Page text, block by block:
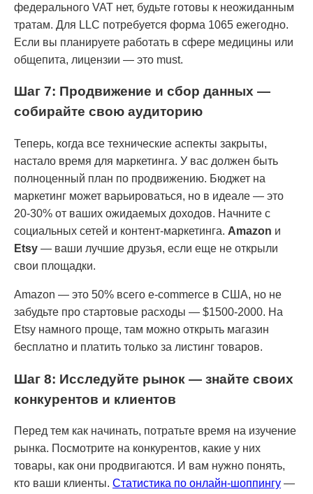
федерального VAT нет, будьте готовы к неожиданным
тратам. Для LLC потребуется форма 1065 ежегодно.
Если вы планируете работать в сфере медицины или
общепита, лицензии — это must.
Шаг 7: Продвижение и сбор данных —
собирайте свою аудиторию
Теперь, когда все технические аспекты закрыты,
настало время для маркетинга. У вас должен быть
полноценный план по продвижению. Бюджет на
маркетинг может варьироваться, но в идеале — это
20-30% от ваших ожидаемых доходов. Начните с
социальных сетей и контент-маркетинга. Amazon и
Etsy — ваши лучшие друзья, если еще не открыли
свои площадки.
Amazon — это 50% всего e-commerce в США, но не
забудьте про стартовые расходы — $1500-2000. На
Etsy намного проще, там можно открыть магазин
бесплатно и платить только за листинг товаров.
Шаг 8: Исследуйте рынок — знайте своих
конкурентов и клиентов
Перед тем как начинать, потратьте время на изучение
рынка. Посмотрите на конкурентов, какие у них
товары, как они продвигаются. И вам нужно понять,
кто ваши клиенты. Статистика по онлайн-шоппингу —